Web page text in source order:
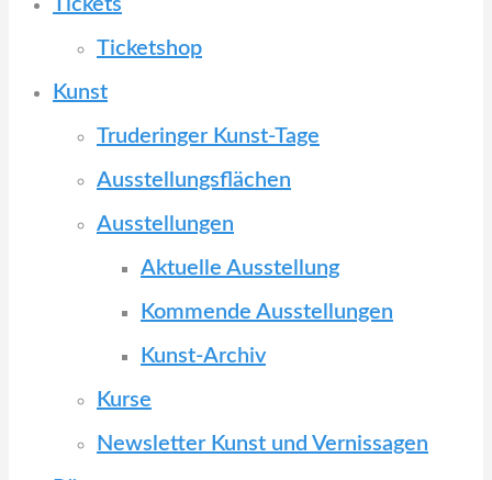
Tickets
Ticketshop
Kunst
Truderinger Kunst-Tage
Ausstellungsflächen
Ausstellungen
Aktuelle Ausstellung
Kommende Ausstellungen
Kunst-Archiv
Kurse
Newsletter Kunst und Vernissagen